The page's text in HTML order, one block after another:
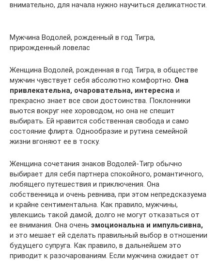
внимательно, для начала нужно научиться деликатности.
Мужчина Водолей, рожденный в год Тигра,
прирожденный ловелас
Женщина Водолей, рожденная в год Тигра, в обществе
мужчин чувствует себя абсолютно комфортно. Она
привлекательна, очаровательна, интересна и
прекрасно знает все свои достоинства. Поклонники
вьются вокруг нее хороводом, но она не спешит
выбирать. Ей нравится собственная свобода и само
состояние флирта. Однообразие и рутина семейной
жизни вгоняют ее в тоску.
Женщина сочетания знаков Водолей-Тигр обычно
выбирает для себя партнера спокойного, романтичного,
любящего путешествия и приключения. Она
собственница и очень ревнива, при этом непредсказуема
и крайне сентиментальна. Как правило, мужчины,
увлекшись такой дамой, долго не могут отказаться от
ее внимания. Она очень эмоциональна и импульсивна,
и это мешает ей сделать правильный выбор в отношении
будущего супруга. Как правило, в дальнейшем это
приводит к разочарованиям. Если мужчина ожидает от